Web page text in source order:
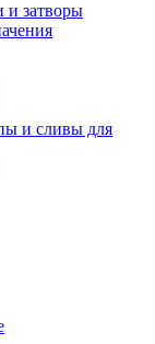
затворы
и сливы для